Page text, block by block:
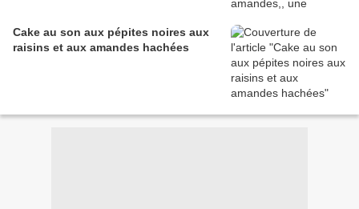
Cake au son aux pépites noires aux
raisins et aux amandes hachées